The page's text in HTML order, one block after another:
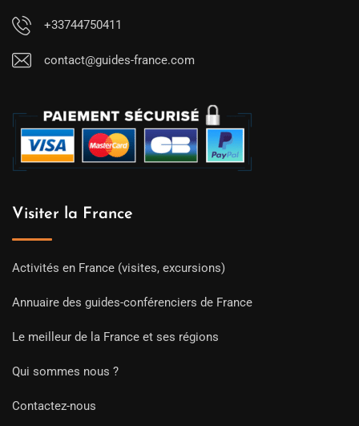
+33744750411
contact@guides-france.com
Visiter la France
Activités en France (visites, excursions)
Annuaire des guides-conférenciers de France
Le meilleur de la France et ses régions
Qui sommes nous ?
Contactez-nous